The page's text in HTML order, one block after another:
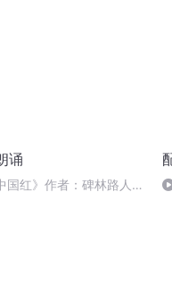
诵
国红》作者：碑林路人朗